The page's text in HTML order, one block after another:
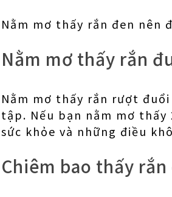
Nằm mơ thấy rắn đen nên
Nằm mơ thấy rắn
Nằm mơ thấy rắn rượt
tập. Nếu bạn nằm mơ
sức khỏe và những điều
Chiêm bao thấy